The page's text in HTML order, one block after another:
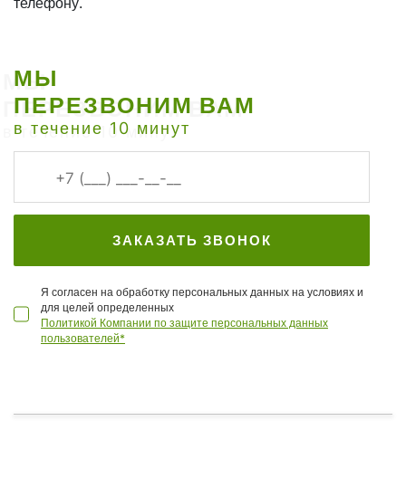
МЫ
ПЕРЕЗВОНИМ ВАМ
в течение 10 минут
ЗАКАЗАТЬ ЗВОНОК
Я согласен на обработку персональных данных на условиях и
для целей определенных
Политикой Компании по защите персональных данных
пользователей*